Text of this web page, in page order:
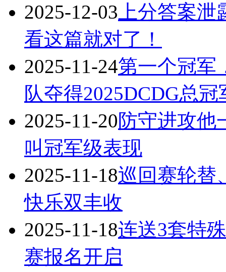
2025-12-03 上分答案
看这篇就对了！
2025-11-24第一个冠军
队夺得2025DCDG总冠
2025-11-20防守进攻他
叫冠军级表现
2025-11-18巡回赛轮替
快乐双丰收
2025-11-18连送3套特
赛报名开启